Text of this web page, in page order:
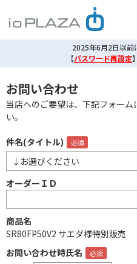
2025年6月2日以前
【パスワード再設定】
お問い合わせ
当店へのご要望は、下記フォー
い。
件名(タイトル)
オーダーＩＤ
商品名
SR80FP50V2 サエダ様特別販売
お問い合わせ時氏名